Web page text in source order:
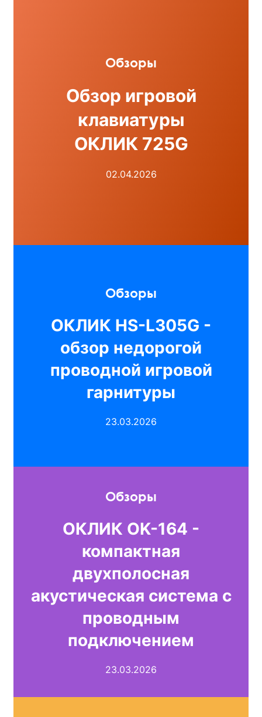
Обзоры
Обзор игровой
клавиатуры
ОКЛИК 725G
02.04.2026
Обзоры
ОКЛИК HS-L305G -
обзор недорогой
проводной игровой
гарнитуры
23.03.2026
Обзоры
ОКЛИК OK-164 -
компактная
двухполосная
акустическая система с
проводным
подключением
23.03.2026